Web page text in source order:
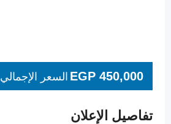
EGP 450,000 السعر الإجمالي
تفاصيل الإعلان